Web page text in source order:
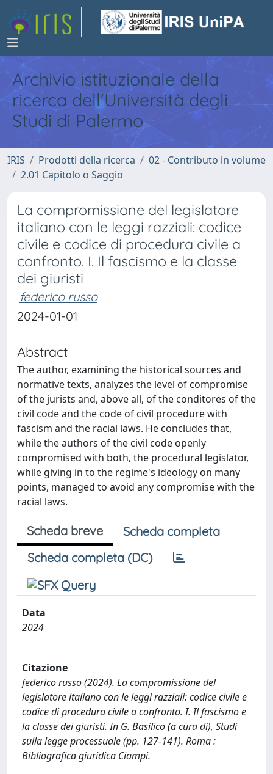
Archivio istituzionale della
ricerca dell'Università degli
Studi di Palermo
IRIS Prodotti della ricerca
02 - Contributo in volume
2.01 Capitolo o Saggio
La compromissione del legislatore
italiano con le leggi razziali: codice
civile e codice di procedura civile a
confronto. I. Il fascismo e la classe
dei giuristi
federico russo
2024-01-01
Abstract
The author, examining the historical sources and
normative texts, analyzes the level of compromise
of the jurists and, above all, of the conditores of the
civil code and the code of civil procedure with
fascism and the racial laws. He concludes that,
while the authors of the civil code openly
compromised with both, the procedural legislator,
while giving in to the regime's ideology on many
points, managed to avoid any compromise with the
racial laws.
Scheda breve
Scheda completa
Scheda completa (DC)
Data
2024
Citazione
federico russo (2024). La compromissione del
legislatore italiano con le leggi razziali: codice civile e
codice di procedura civile a confronto. I. Il fascismo e
la classe dei giuristi. In G. Basilico (a cura di), Studi
sulla legge processuale (pp. 127-141). Roma :
Bibliografica giuridica Ciampi.